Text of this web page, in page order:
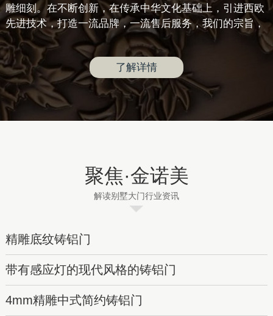
雕细刻。在不断创新，在传承中华文化基础上，引进西欧
先进技术，打造一流品牌，一流售后服务，我们的宗旨，
了解详情
聚焦·金诺美
解读别墅大门行业资讯
精雕底纹铸铝门
带有感应灯的现代风格的铸铝门
4mm精雕中式简约铸铝门